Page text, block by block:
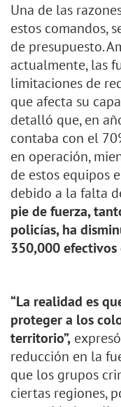
Una de las
estos comandos,
de presupuesto.
actualmente, las
limitaciones de
que afecta su
detalló que, en
contaba con el
en operación,
de estos equipos
debido a la falta
pie de fuerza,
policías, ha
350,000
“La realidad es
proteger a los
territorio”,
reducción en la
que los grupos
ciertas regiones,